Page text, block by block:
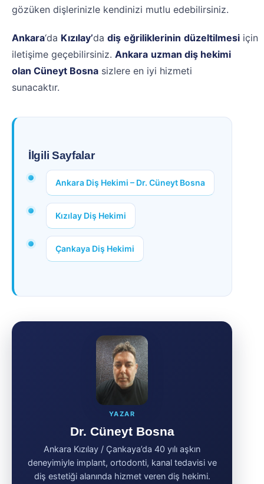
gözüken dişlerinizle kendinizi mutlu edebilirsiniz.
Ankara‘da Kızılay’da diş eğriliklerinin düzeltilmesi için
iletişime geçebilirsiniz. Ankara uzman diş hekimi
olan Cüneyt Bosna sizlere en iyi hizmeti
sunacaktır.
İlgili Sayfalar
Ankara Diş Hekimi – Dr. Cüneyt Bosna
Kızılay Diş Hekimi
Çankaya Diş Hekimi
YAZAR
Dr. Cüneyt Bosna
Ankara Kızılay / Çankaya’da 40 yılı aşkın
deneyimiyle implant, ortodonti, kanal tedavisi ve
diş estetiği alanında hizmet veren diş hekimi.